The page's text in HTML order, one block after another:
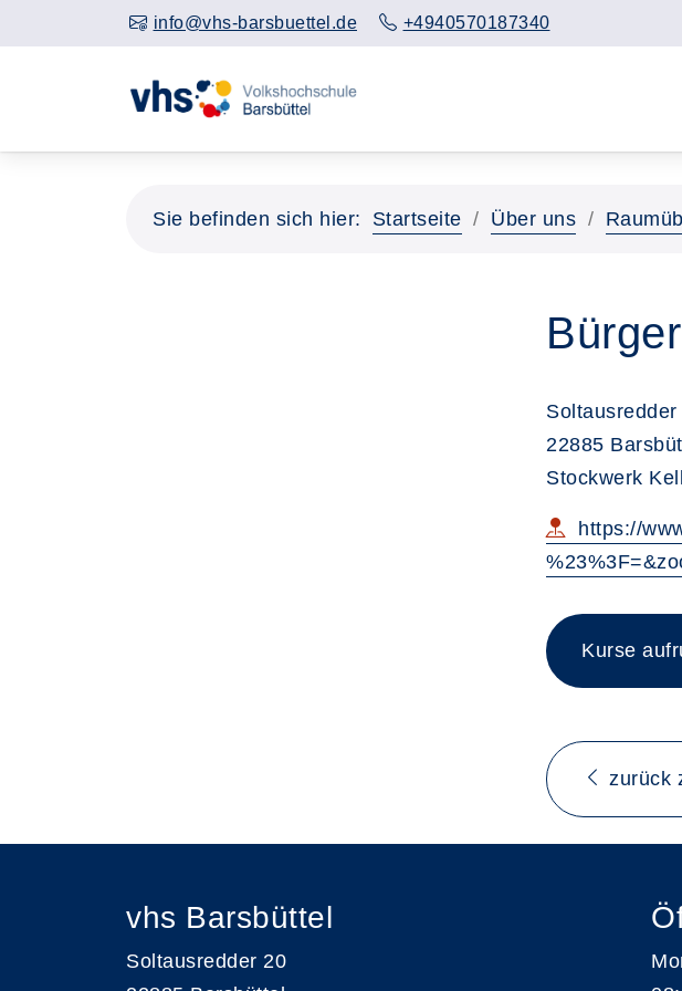
info@vhs-barsbuettel.de +4940570187340
Sie befinden sich hier: Startseite Über uns
Soltausredder
22885
Stockwerk
https://
Kurse
zurück
vhs Barsbüttel
Soltausredder 20